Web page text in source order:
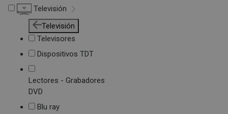
Televisión
Televisión
Televisores
Dispositivos TDT
Lectores - Grabadores
DVD
Blu ray